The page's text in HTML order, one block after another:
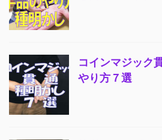
コインマジック
やり方７選